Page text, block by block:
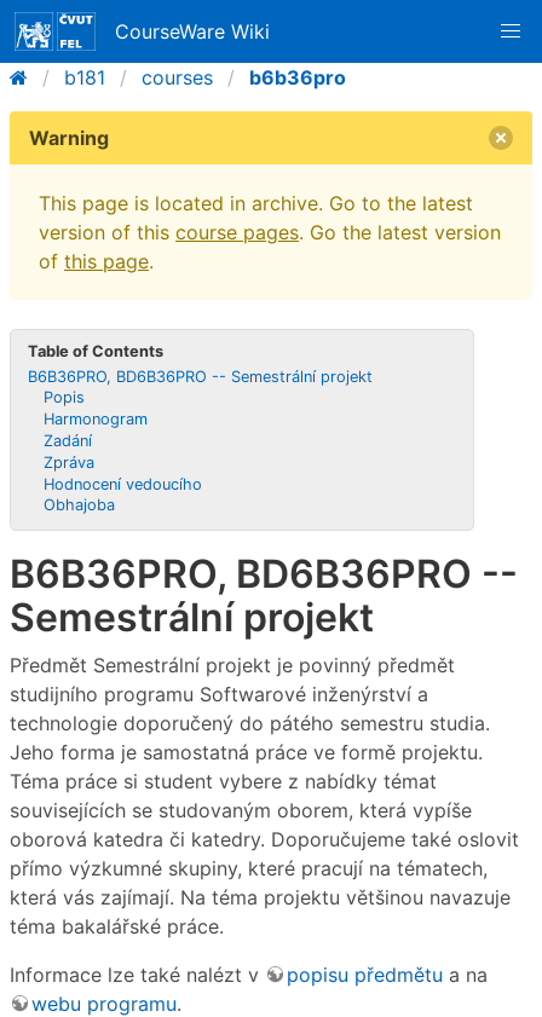
CourseWare Wiki
b181
courses b6b36pro
Warning
This page is located in archive. Go to the latest
version of this course pages. Go the latest version
of this page.
Table of Contents
B6B36PRO, BD6B36PRO -- Semestrální projekt
Popis
Harmonogram
Zadání
Zpráva
Hodnocení vedoucího
Obhajoba
B6B36PRO, BD6B36PRO --
Semestrální projekt
Předmět Semestrální projekt je povinný předmět
studijního programu Softwarové inženýrství a
technologie doporučený do pátého semestru studia.
Jeho forma je samostatná práce ve formě projektu.
Téma práce si student vybere z nabídky témat
souvisejících se studovaným oborem, která vypíše
oborová katedra či katedry. Doporučujeme také oslovit
přímo výzkumné skupiny, které pracují na tématech,
která vás zajímají. Na téma projektu většinou navazuje
téma bakalářské práce.
Informace lze také nalézt v
popisu předmětu a na
webu programu.